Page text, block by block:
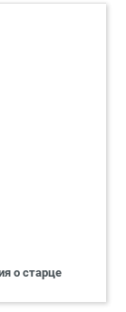
о старце